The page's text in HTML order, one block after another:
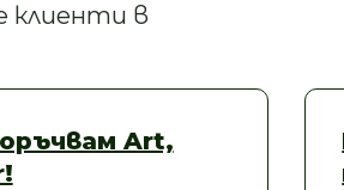
клиенти в
Art,